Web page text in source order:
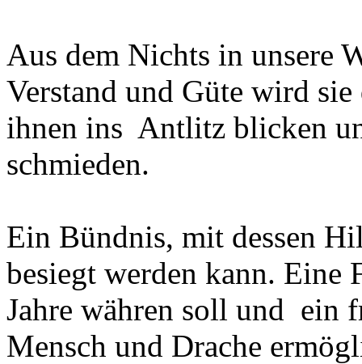
Aus dem Nichts in unsere
Verstand und Güte wird
ihnen ins Antlitz blicken
schmieden.
Ein Bündnis, mit dessen
besiegt werden kann. Eine
Jahre währen soll und ein
Mensch und Drache